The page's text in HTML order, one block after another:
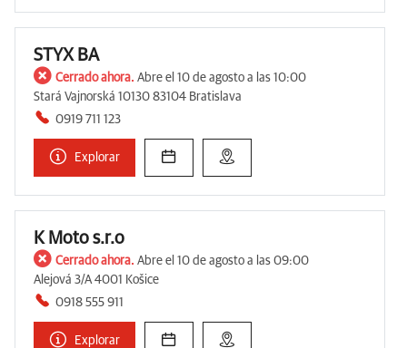
STYX BA
Cerrado ahora. Abre el 10 de agosto a las 10:00
Stará Vajnorská 10130 83104 Bratislava
0919 711 123
Explorar
K Moto s.r.o
Cerrado ahora. Abre el 10 de agosto a las 09:00
Alejová 3/A 4001 Košice
0918 555 911
Explorar